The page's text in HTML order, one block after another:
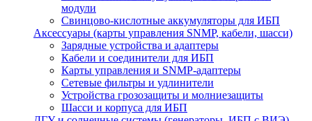
модули
Свинцово-кислотные аккумуляторы для ИБП
Аксессуары (карты управления SNMP, кабели, шасси)
Зарядные устройства и адаптеры
Кабели и соединители для ИБП
Карты управления и SNMP-адаптеры
Сетевые фильтры и удлинители
Устройства грозозащиты и молниезащиты
Шасси и корпуса для ИБП